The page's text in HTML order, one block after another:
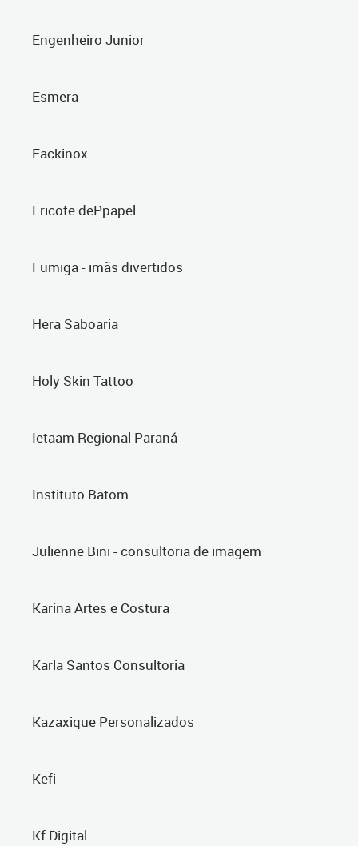
Engenheiro Junior
Esmera
Fackinox
Fricote dePpapel
Fumiga - imãs divertidos
Hera Saboaria
Holy Skin Tattoo
Ietaam Regional Paraná
Instituto Batom
Julienne Bini - consultoria de imagem
Karina Artes e Costura
Karla Santos Consultoria
Kazaxique Personalizados
Kefi
Kf Digital